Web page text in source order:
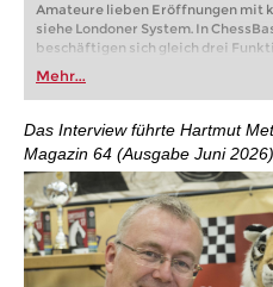
Amateure lieben Eröffnungen mit
siehe Londoner System. In
beschäftigen sich gleich drei
Darstellung von Plänen. Im neuen
Eröffnungsreport wird für jede
Variante untersucht, welche
Bauernvorstöße darin wichtig sind.
die Figuren üblicherweise
man die neue Monte-Carlo-
hier das Brett die häufigsten
Mehr...
Das Interview führte Hartmut
Magazin 64 (Ausgabe Juni